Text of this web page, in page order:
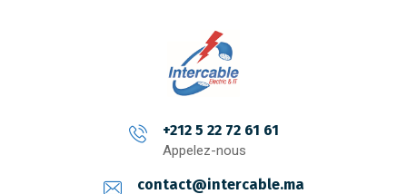
+212 5 22 72 61 61
Appelez-nous
contact@intercable.ma